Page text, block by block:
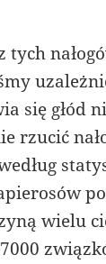
tych
się głód
rzucić
wielu